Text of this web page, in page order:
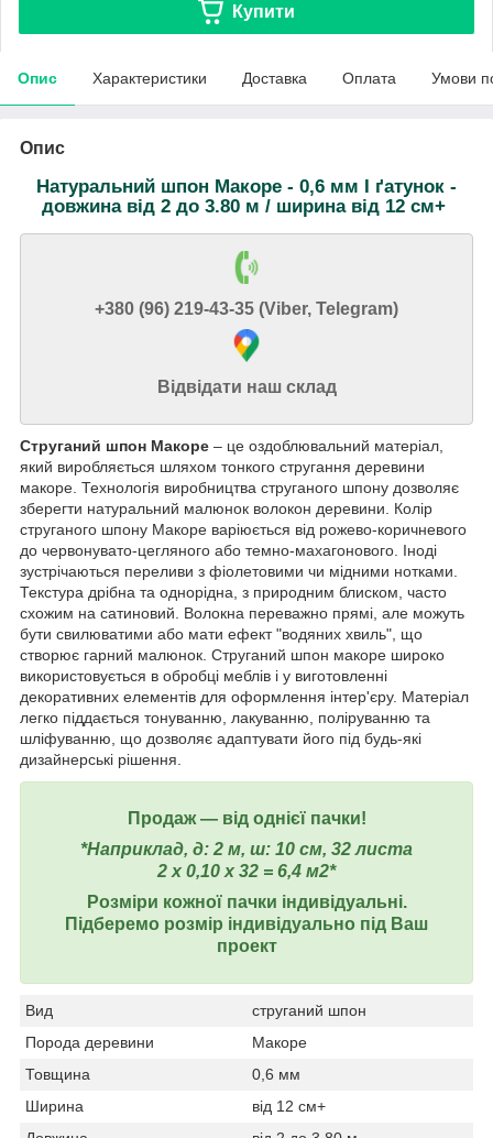
Купити
Опис Характеристики Доставка Оплата Умови
Опис
Натуральний шпон Макоре - 0,6 мм I ґатунок -
довжина від 2 до 3.80 м / ширина від 12 см+
+380 (96) 219-43-35 (Viber, Telegram)
Відвідати наш склад
Струганий шпон Макоре – це оздоблювальний матеріал,
який виробляється шляхом тонкого стругання деревини
макоре. Технологія виробництва струганого шпону дозволяє
зберегти натуральний малюнок волокон деревини. Колір
струганого шпону Макоре варіюється від рожево-коричневого
до червонувато-цегляного або темно-махагонового. Іноді
зустрічаються переливи з фіолетовими чи мідними нотками.
Текстура дрібна та однорідна, з природним блиском, часто
схожим на сатиновий. Волокна переважно прямі, але можуть
бути свилюватими або мати ефект "водяних хвиль", що
створює гарний малюнок. Струганий шпон макоре широко
використовується в обробці меблів і у виготовленні
декоративних елементів для оформлення інтер'єру. Матеріал
легко піддається тонуванню, лакуванню, поліруванню та
шліфуванню, що дозволяє адаптувати його під будь-які
дизайнерські рішення.
Продаж ― від однієї пачки!
*Наприклад, д: 2 м, ш: 10 см, 32 листа
2 х 0,10 х 32 = 6,4 м2*
Розміри кожної пачки індивідуальні.
Підберемо розмір індивідуально під Ваш
проект
Вид
струганий шпон
Порода деревини
Макоре
Товщина
0,6 мм
Ширина
від 12 см+